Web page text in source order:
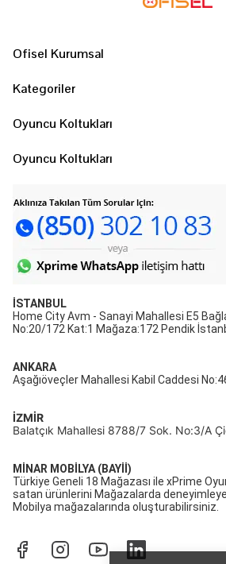
Ofisel Kurumsal
Kategoriler
Oyuncu Koltukları
Oyuncu Koltukları
İSTANBUL
Home City Avm - Sanayi Mahallesi E5
No:20/172 Kat:1 Mağaza:172 Pendik
ANKARA
Aşağıöveçler Mahallesi Kabil Caddesi
İZMİR
Balatçık Mahallesi 8788/7 Sok. No:3/A
MİNAR MOBİLYA (BAYİİ)
Türkiye Geneli 18 Mağazası ile xPrime
satan ürünlerini Mağazalarda
Mobilya mağazalarında oluşturabilirsiniz.